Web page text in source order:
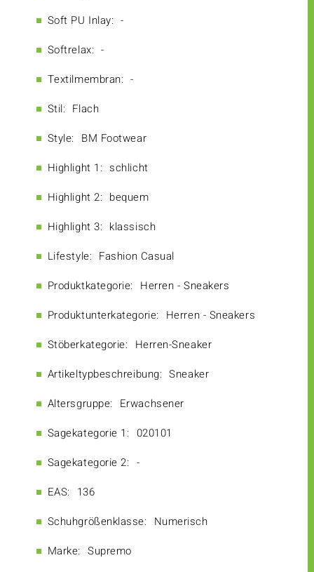
Soft PU Inlay: -
Softrelax: -
Textilmembran: -
Stil: Flach
Style: BM Footwear
Highlight 1: schlicht
Highlight 2: bequem
Highlight 3: klassisch
Lifestyle: Fashion Casual
Produktkategorie: Herren - Sneakers
Produktunterkategorie: Herren - Sneakers
Stöberkategorie: Herren-Sneaker
Artikeltypbeschreibung: Sneaker
Altersgruppe: Erwachsener
Sagekategorie 1: 020101
Sagekategorie 2: -
EAS: 136
Schuhgrößenklasse: Numerisch
Marke: Supremo